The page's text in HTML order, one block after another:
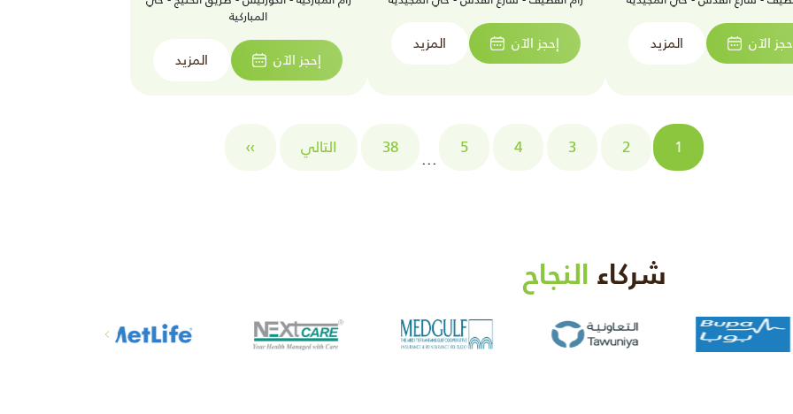
الآن المزيد إحجز الآن المزيد
المباركية
إحجز الآن المزيد
1
2
3
4
5
...
38 التالي ››
شركاء النجاح